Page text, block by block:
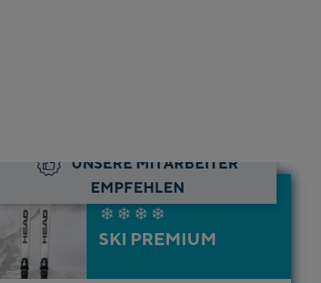
UNSERE MITARBEITER
EMPFEHLEN
SKI PREMIUM